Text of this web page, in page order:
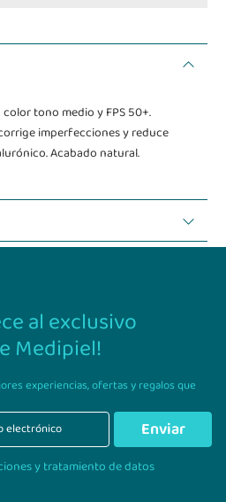
tono medio y FPS 50+.
imperfecciones y reduce
Acabado natural.
al exclusivo
Medipiel!
experiencias,ofertas y regalos que
Enviar
y tratamiento de datos